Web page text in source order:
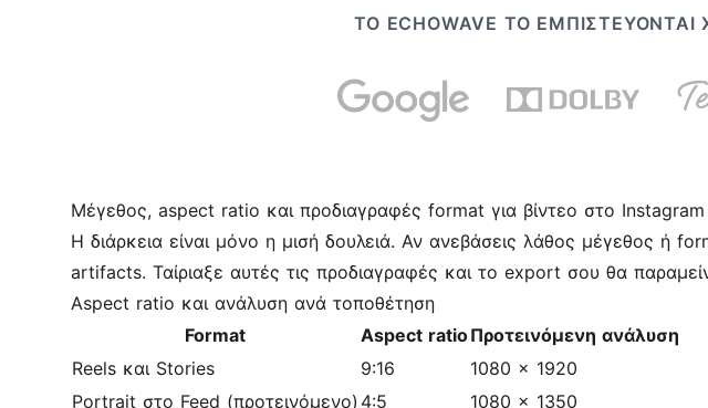
ΤΟ ECHOWAVE ΤΟ
Μέγεθος, aspect ratio και προδιαγραφές format για βίντεο στο Instagram
Η διάρκεια είναι μόνο η μισή δουλειά. Αν ανεβάσεις λάθος μέγεθος ή
artifacts. Ταίριαξε αυτές τις προδιαγραφές και το export σου θα
Aspect ratio και ανάλυση ανά τοποθέτηση
Format
Aspect ratioΠροτεινόμενη ανάλυση
Reels και Stories
9:16
1080 x 1920
Portrait στο Feed (προτεινόμενο) 4:5
1080 x 1350